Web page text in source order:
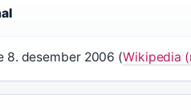
8. desember 2006 (Wikipedia